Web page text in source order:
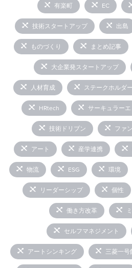
有楽町 EC
技術スタートアップ 出島
ものづくり まとめ記事
大企業発スタートアップ
人材育成 ステークホルダー
HRtech サーキュラー
技術ドリブン ファ
アート 産学連携
物流 ESG 環境
リーダーシップ 個性
働き方改革
セルフマネジメント
アートシンキング 三菱一号